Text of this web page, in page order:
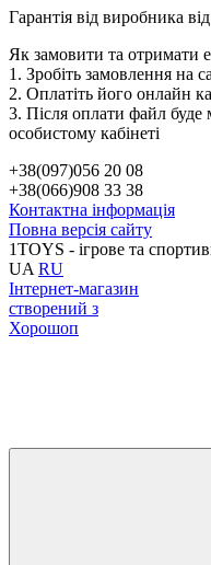
Гарантія від виробника
Як замовити та отримати
1. Зробіть замовлення на
2. Оплатіть його онлайн
3. Після оплати файл
особистому кабінеті
+38(097)056 20 08
+38(066)908 33 38
Контактна інформація
Повна версія сайту
1TOYS - ігрове та
UA RU
Інтернет-магазин
створений з
Хорошоп